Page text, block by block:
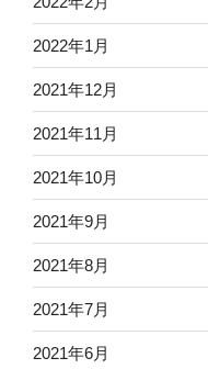
2022年1月
2021年12月
2021年11月
2021年10月
2021年9月
2021年8月
2021年7月
2021年6月